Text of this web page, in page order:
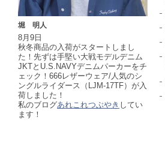
堀 明人
8月9日
秋冬商品の入荷がスタートしまし
た！先ずは手堅い大戦モデルデニム
JKTとU.S.NAVYデニムパーカーをチ
ェック！666レザーウェア/人気のシ
ングルライダース（LJM-17TF）が入
荷しました！
私のブログあれこれつぶやき してい
ます！